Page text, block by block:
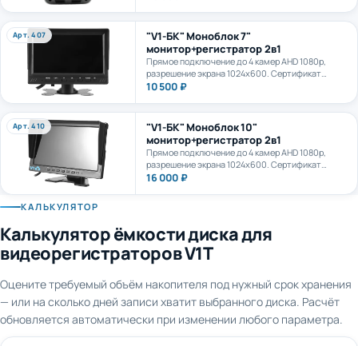
microSD до 1Тб.
Арт. 407
"V1-БК" Моноблок 7"
монитор+регистратор 2в1
Прямое подключение до 4 камер AHD 1080p,
разрешение экрана 1024х600. Сертификат
ПП969.
10 500 ₽
Арт. 410
"V1-БК" Моноблок 10"
монитор+регистратор 2в1
Прямое подключение до 4 камер AHD 1080p,
разрешение экрана 1024х600. Сертификат
ПП969.
16 000 ₽
КАЛЬКУЛЯТОР
Калькулятор ёмкости диска для
видеорегистраторов V1T
— или на сколько дней записи хватит выбранного диска. Расчёт
обновляется автоматически при изменении любого параметра.